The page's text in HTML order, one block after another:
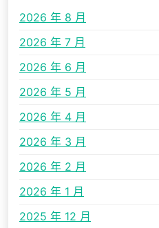
2026 年 8 月
2026 年 7 月
2026 年 6 月
2026 年 5 月
2026 年 4 月
2026 年 3 月
2026 年 2 月
2026 年 1 月
2025 年 12 月